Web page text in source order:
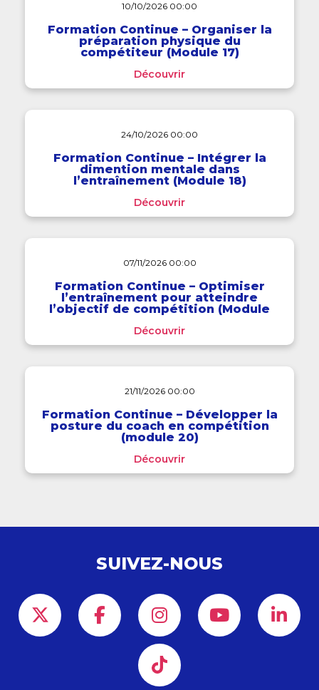
10/10/2026 00:00
Formation Continue – Organiser la
préparation physique du
compétiteur (Module 17)
Découvrir
24/10/2026 00:00
Formation Continue – Intégrer la
dimention mentale dans
l’entraînement (Module 18)
Découvrir
07/11/2026 00:00
Formation Continue – Optimiser
l’entraînement pour atteindre
l’objectif de compétition (Module
Découvrir
21/11/2026 00:00
Formation Continue – Développer la
posture du coach en compétition
(module 20)
Découvrir
SUIVEZ-NOUS